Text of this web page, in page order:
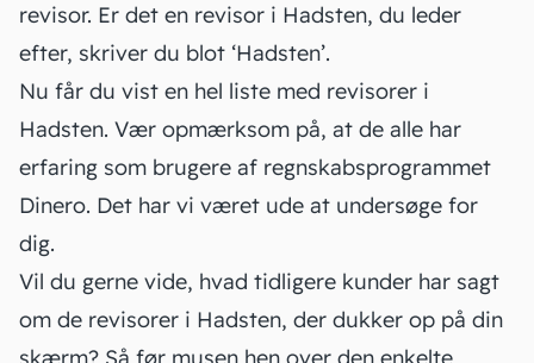
revisor. Er det en revisor i Hadsten, du leder
efter, skriver du blot ‘Hadsten’.
Nu får du vist en hel liste med revisorer i
Hadsten. Vær opmærksom på, at de alle har
erfaring som brugere af regnskabsprogrammet
Dinero. Det har vi været ude at undersøge for
dig.
Vil du gerne vide, hvad tidligere kunder har sagt
om de revisorer i Hadsten, der dukker op på din